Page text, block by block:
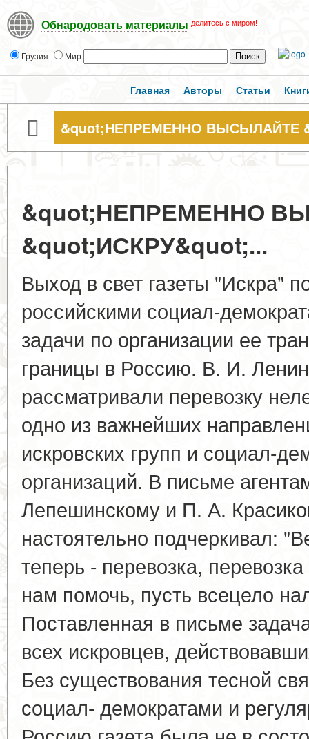
Обнародовать материалы делитесь с миром!
Грузия Мир
Главная Авторы Статьи
&quot;НЕПРЕМЕННО ВЫСЫЛАЙТЕ
&quot;НЕПРЕМЕННО
&quot;ИСКРУ&quot;...
Выход в свет газеты "Искра"
российскими социал-
задачи по организации ее
границы в Россию. В. И.
рассматривали перевозку
одно из важнейших
искровских групп и социал-
организаций. В письме
Лепешинскому и П. А.
настоятельно подчеркивал:
теперь - перевозка,
нам помочь, пусть всецело
Поставленная в письме
всех искровцев,
Без существования тесной
социал- демократами и